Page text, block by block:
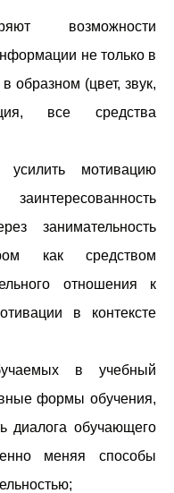
возможности
не только в
образном (цвет, звук,
все средства
усилить мотивацию
занимательность
как средством
отношения к
в контексте
в учебный
формы обучения,
диалога обучающего
меняя способы